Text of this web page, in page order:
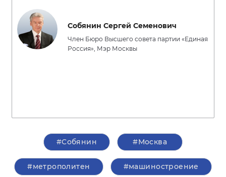
Собянин Сергей Семенович
Член Бюро Высшего совета партии «Единая
Россия», Мэр Москвы
#Собянин #Москва
#метрополитен #машиностроение